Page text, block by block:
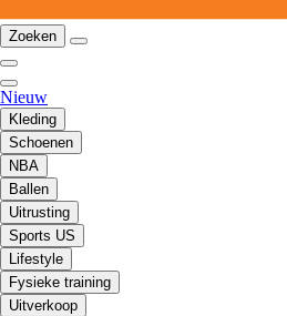
Zoeken
Nieuw
Kleding
Schoenen
NBA
Ballen
Uitrusting
Sports US
Lifestyle
Fysieke training
Uitverkoop